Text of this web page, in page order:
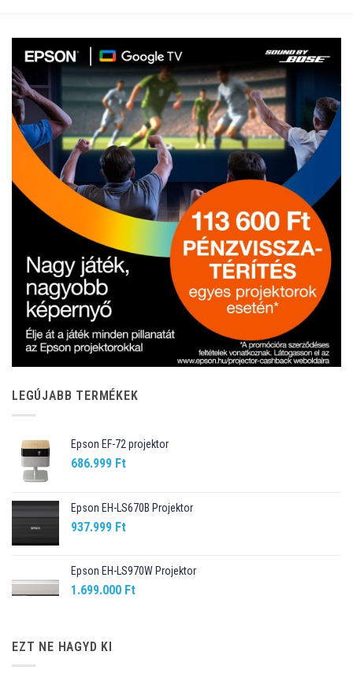
LEGÚJABB TERMÉKEK
Epson EF-72 projektor
686.999 Ft
Epson EH-LS670B Projektor
937.999 Ft
Epson EH-LS970W Projektor
1.699.000 Ft
EZT NE HAGYD KI